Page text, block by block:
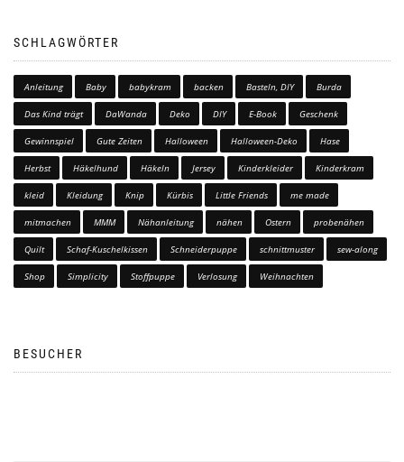
SCHLAGWÖRTER
Anleitung Baby babykram backen Basteln, DIY Burda
Das Kind trägt DaWanda Deko DIY E-Book Geschenk
Gewinnspiel Gute Zeiten Halloween Halloween-Deko Hase
Herbst Häkelhund Häkeln Jersey Kinderkleider Kinderkram
kleid Kleidung Knip Kürbis Little Friends me made
mitmachen MMM Nähanleitung nähen Ostern probenähen
Quilt Schaf-Kuschelkissen Schneiderpuppe schnittmuster sew-along
Shop Simplicity Stoffpuppe Verlosung Weihnachten
BESUCHER